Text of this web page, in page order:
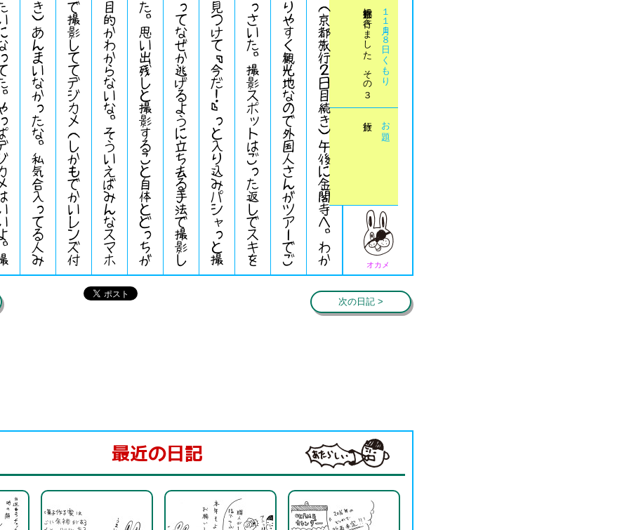
１１月１８日
くもり
京都旅行に行きました その３
お題
オカメ
（
京
都
旅
行
２
日
目
続
き
）
午
後
に
金
閣
寺
へ
。
わ
か
り
や
す
く
観
光
地
な
の
で
外
国
人
さ
ん
が
ツ
ア
ー
で
ご
っ
さ
い
た
。
撮
影
ス
ポ
ッ
ト
は
ご
っ
た
返
し
で
ス
キ
を
見
つ
け
て
「
今
だ
！
」
っ
と
入
り
込
み
パ
シ
ャ
っ
と
撮
っ
て
な
ぜ
か
逃
げ
る
よ
う
に
立
ち
去
る
手
法
で
撮
影
し
た
。
思
い
出
残
し
と
撮
影
す
る
こ
と
自
体
と
ど
っ
ち
が
目
的
か
わ
か
ら
な
い
な
。
そ
う
い
え
ば
み
ん
な
ス
マ
ホ
で
撮
影
し
て
て
デ
ジ
カ
メ
（
し
か
も
で
か
い
レ
ン
ズ
付
き
）
あ
ん
ま
い
な
か
っ
た
な
。
私
気
合
入
っ
て
る
人
み
た
い
に
な
っ
て
た
。
や
っ
ぱ
デ
ジ
カ
メ
は
い
い
よ
。
撮
影
し
や
す
い
し
。
金
閣
寺
に
つ
い
て
？
と
て
も
金
色
だ
っ
た
よ
？
（
つ
づ
く
次の日記 >
最近の日記